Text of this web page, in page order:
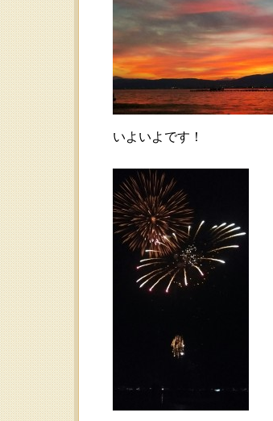
いよいよです！